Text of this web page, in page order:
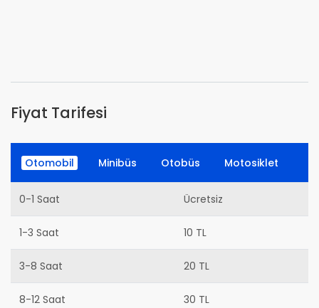
Fiyat Tarifesi
Otomobil Minibüs Otobüs Motosiklet
0-1 Saat Ücretsiz
1-3 Saat 10 TL
3-8 Saat 20 TL
8-12 Saat 30 TL